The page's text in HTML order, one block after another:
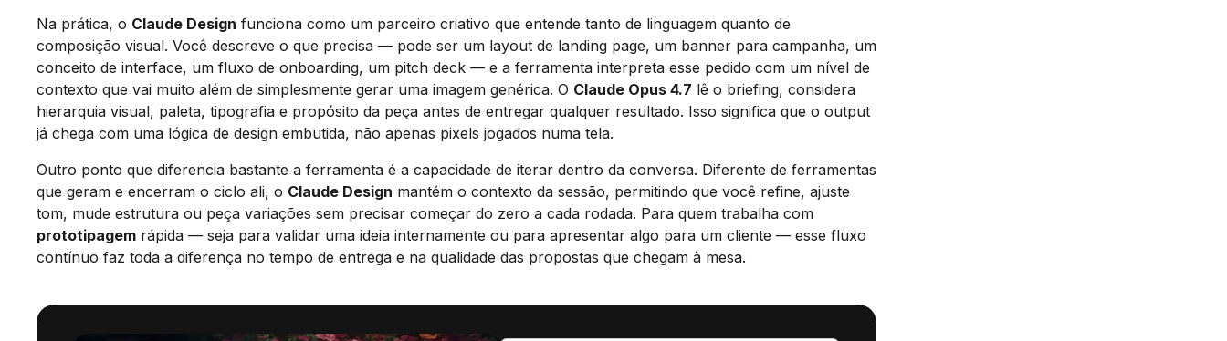
Na prática, o Claude Design funciona como um parceiro criativo que entende tanto de linguagem quanto de
composição visual. Você descreve o que precisa — pode ser um layout de landing page, um banner para campanha, um
conceito de interface, um fluxo de onboarding, um pitch deck — e a ferramenta interpreta esse pedido com um nível de
contexto que vai muito além de simplesmente gerar uma imagem genérica. O Claude Opus 4.7 lê o briefing, considera
hierarquia visual, paleta, tipografia e propósito da peça antes de entregar qualquer resultado. Isso significa que o output
já chega com uma lógica de design embutida, não apenas pixels jogados numa tela.
Outro ponto que diferencia bastante a ferramenta é a capacidade de iterar dentro da conversa. Diferente de ferramentas
que geram e encerram o ciclo ali, o Claude Design mantém o contexto da sessão, permitindo que você refine, ajuste
tom, mude estrutura ou peça variações sem precisar começar do zero a cada rodada. Para quem trabalha com
prototipagem rápida — seja para validar uma ideia internamente ou para apresentar algo para um cliente — esse fluxo
contínuo faz toda a diferença no tempo de entrega e na qualidade das propostas que chegam à mesa.